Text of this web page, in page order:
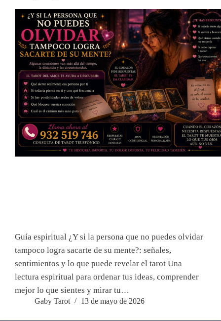
Guía espiritual ¿Y si la persona que no puedes olvidar
tampoco logra sacarte de su mente?: señales,
sentimientos y lo que puede revelar el tarot Una
lectura espiritual para ordenar tus ideas, comprender
mejor lo que sientes y mirar tu…
Gaby Tarot 13 de mayo de 2026